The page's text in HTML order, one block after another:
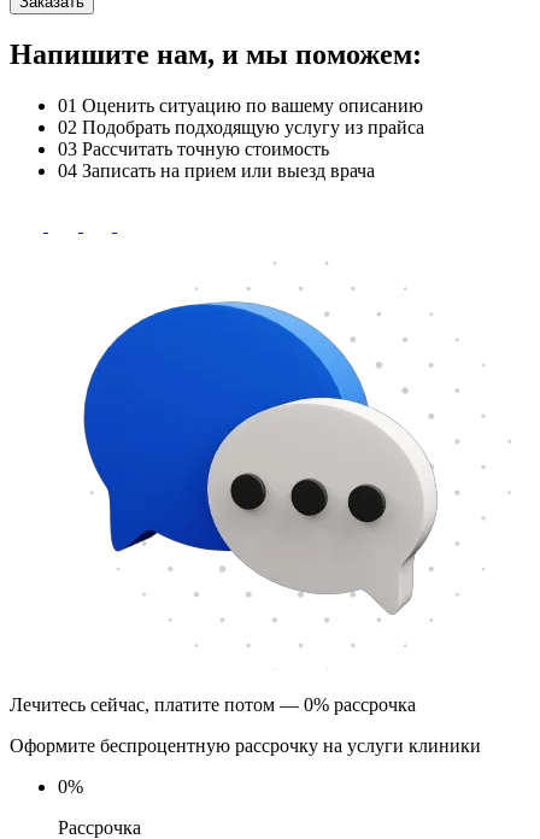
Напишите нам, и мы поможем:
01 Оценить ситуацию по вашему описанию
02 Подобрать подходящую услугу из прайса
03 Рассчитать точную стоимость
04 Записать на прием или выезд врача
Лечитесь сейчас, платите потом — 0% рассрочка
Оформите беспроцентную рассрочку на услуги клиники
0%
Рассрочка